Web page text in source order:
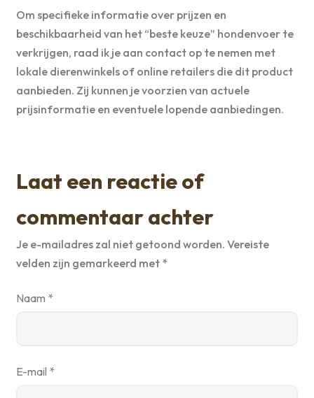
Om specifieke informatie over prijzen en
beschikbaarheid van het “beste keuze” hondenvoer te
verkrijgen, raad ik je aan contact op te nemen met
lokale dierenwinkels of online retailers die dit product
aanbieden. Zij kunnen je voorzien van actuele
prijsinformatie en eventuele lopende aanbiedingen.
Laat een reactie of
commentaar achter
Je e-mailadres zal niet getoond worden. Vereiste
velden zijn gemarkeerd met *
Naam *
E-mail *